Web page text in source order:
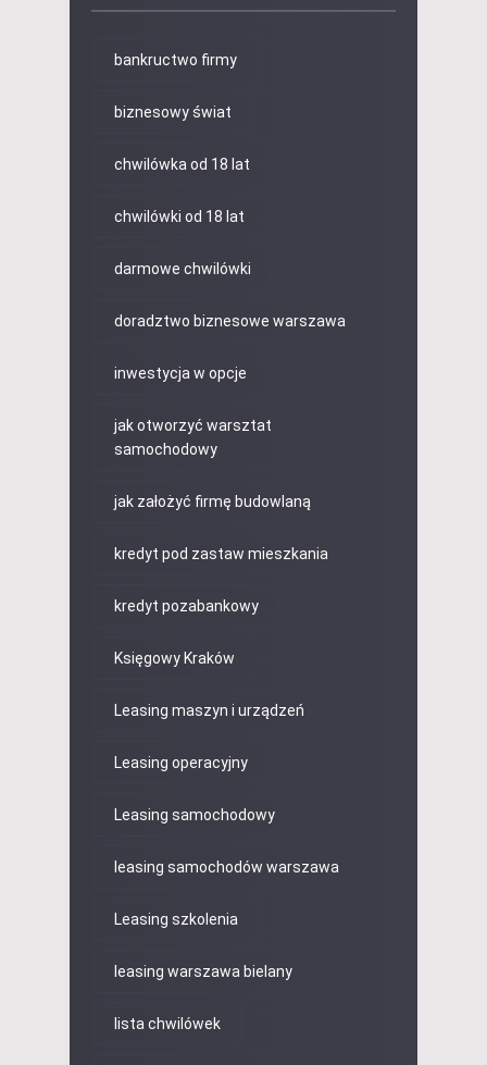
bankructwo firmy
biznesowy świat
chwilówka od 18 lat
chwilówki od 18 lat
darmowe chwilówki
doradztwo biznesowe warszawa
inwestycja w opcje
jak otworzyć warsztat
samochodowy
jak założyć firmę budowlaną
kredyt pod zastaw mieszkania
kredyt pozabankowy
Księgowy Kraków
Leasing maszyn i urządzeń
Leasing operacyjny
Leasing samochodowy
leasing samochodów warszawa
Leasing szkolenia
leasing warszawa bielany
lista chwilówek